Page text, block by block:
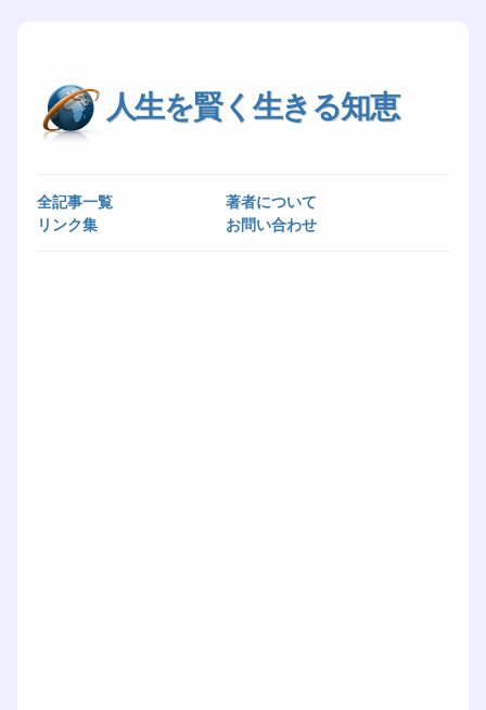
人生を賢く生きる知恵
全記事一覧
著者について
リンク集
お問い合わせ